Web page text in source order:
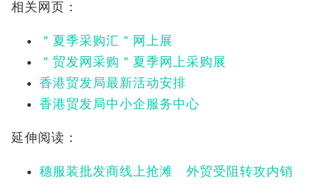
相关网页：
＂夏季采购汇＂网上展
＂贸发网采购＂夏季网上采购展
香港贸发局最新活动安排
香港贸发局中小企服务中心
延伸阅读：
穗服装批发商线上抢滩 外贸受阻转攻内销